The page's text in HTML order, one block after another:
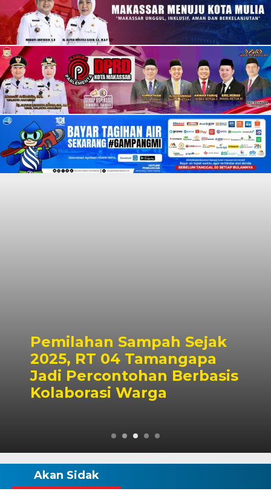
Pemilahan Sampah Sejak
2025, RT 04 Tamangapa
Jadi Percontohan Berbasis
Kolaborasi Warga
Akan Sidak